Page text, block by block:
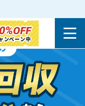
OFF
ンペーン中